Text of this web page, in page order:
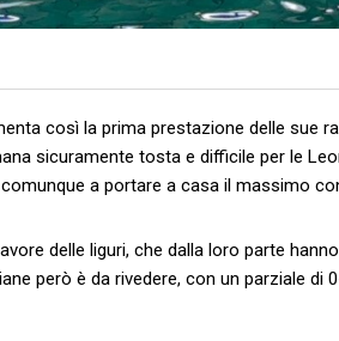
così la prima prestazione delle sue
sicuramente tosta e difficile per le
a portare a casa il massimo
delle liguri, che dalla loro parte
però è da rivedere, con un parziale di